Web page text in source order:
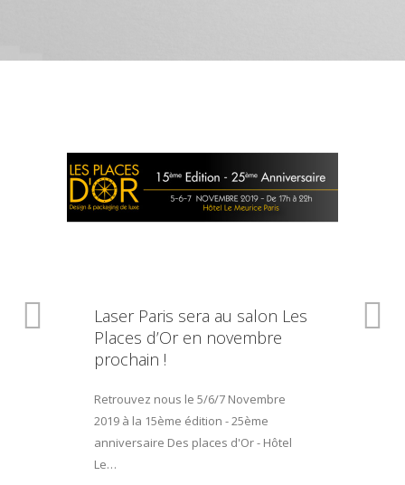
Laser Paris sera au salon Les
Places d’Or en novembre
prochain !
Retrouvez nous le 5/6/7 Novembre
2019 à la 15ème édition - 25ème
anniversaire Des places d'Or - Hôtel
Le…